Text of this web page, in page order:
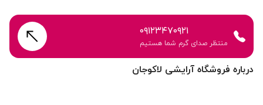
درباره فروشگاه آرایشی لاکوجان
۰۹۱۲۳۴۷۰۹۲۱
منتظر صدای گرم شما هستیم